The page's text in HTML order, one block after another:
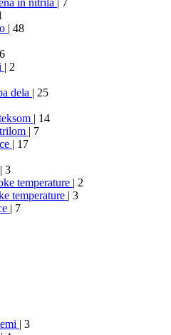
in nitrila | 7
| 48
| 2
dela | 25
| 14
| 7
| 17
| 3
temperature | 2
temperature | 3
| 7
| 3